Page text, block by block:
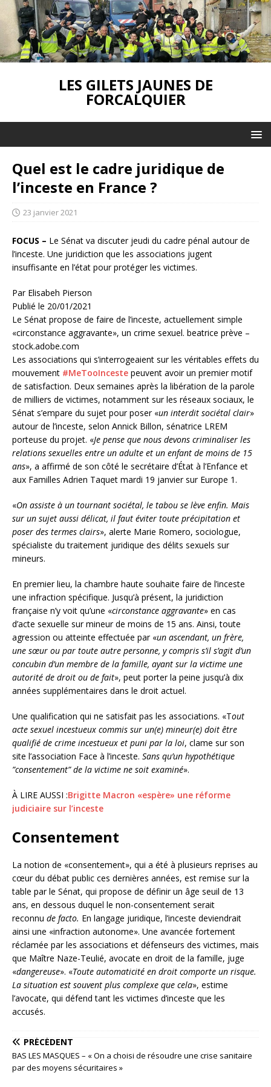
LES GILETS JAUNES DE
FORCALQUIER
Quel est le cadre juridique de
l’inceste en France ?
23 janvier 2021
FOCUS – Le Sénat va discuter jeudi du cadre pénal autour de
l’inceste. Une juridiction que les associations jugent
insuffisante en l’état pour protéger les victimes.
Par Elisabeh Pierson
Publié le 20/01/2021
Le Sénat propose de faire de l’inceste, actuellement simple
«circonstance aggravante», un crime sexuel. beatrice prève –
stock.adobe.com
Les associations qui s’interrogeaient sur les véritables effets du
mouvement #MeTooInceste peuvent avoir un premier motif
de satisfaction. Deux semaines après la libération de la parole
de milliers de victimes, notamment sur les réseaux sociaux, le
Sénat s’empare du sujet pour poser «un interdit sociétal clair»
autour de l’inceste, selon Annick Billon, sénatrice LREM
porteuse du projet. «Je pense que nous devons criminaliser les
relations sexuelles entre un adulte et un enfant de moins de 15
ans», a affirmé de son côté le secrétaire d’État à l’Enfance et
aux Familles Adrien Taquet mardi 19 janvier sur Europe 1.
«On assiste à un tournant sociétal, le tabou se lève enfin. Mais
sur un sujet aussi délicat, il faut éviter toute précipitation et
poser des termes clairs», alerte Marie Romero, sociologue,
spécialiste du traitement juridique des délits sexuels sur
mineurs.
En premier lieu, la chambre haute souhaite faire de l’inceste
une infraction spécifique. Jusqu’à présent, la juridiction
française n’y voit qu’une «circonstance aggravante» en cas
d’acte sexuelle sur mineur de moins de 15 ans. Ainsi, toute
agression ou atteinte effectuée par «un ascendant, un frère,
une sœur ou par toute autre personne, y compris s’il s’agit d’un
concubin d’un membre de la famille, ayant sur la victime une
autorité de droit ou de fait», peut porter la peine jusqu’à dix
années supplémentaires dans le droit actuel.
Une qualification qui ne satisfait pas les associations. «Tout
acte sexuel incestueux commis sur un(e) mineur(e) doit être
qualifié de crime incestueux et puni par la loi, clame sur son
site l’association Face à l’inceste. Sans qu’un hypothétique
”consentement” de la victime ne soit examiné».
À LIRE AUSSI :Brigitte Macron «espère» une réforme
judiciaire sur l’inceste
Consentement
La notion de «consentement», qui a été à plusieurs reprises au
cœur du débat public ces dernières années, est remise sur la
table par le Sénat, qui propose de définir un âge seuil de 13
ans, en dessous duquel le non-consentement serait
reconnu de facto. En langage juridique, l’inceste deviendrait
ainsi une «infraction autonome». Une avancée fortement
réclamée par les associations et défenseurs des victimes, mais
que Maître Naze-Teulié, avocate en droit de la famille, juge
«dangereuse». «Toute automaticité en droit comporte un risque.
La situation est souvent plus complexe que cela», estime
l’avocate, qui défend tant les victimes d’inceste que les
accusés.
PRÉCÉDENT
BAS LES MASQUES – « On a choisi de résoudre une crise sanitaire
par des moyens sécuritaires »